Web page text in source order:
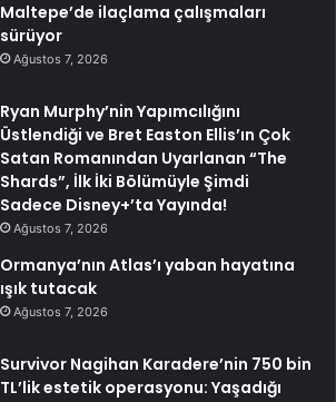
Maltepe’de ilaçlama çalışmaları
sürüyor
Ağustos 7, 2026
Ryan Murphy’nin Yapımcılığını
Üstlendiği ve Bret Easton Ellis’ın Çok
Satan Romanından Uyarlanan “The
Shards”, İlk İki Bölümüyle Şimdi
Sadece Disney+’ta Yayında!
Ağustos 7, 2026
Ormanya’nın Atlas’ı yaban hayatına
ışık tutacak
Ağustos 7, 2026
Survivor Nagihan Karadere’nin 750 bin
TL’lik estetik operasyonu: Yaşadığı